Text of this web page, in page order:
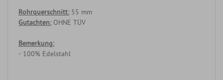
Rohrquerschnitt:55 mm
Gutachten:OHNE TÜV
Bemerkung:
- 100% Edelstahl